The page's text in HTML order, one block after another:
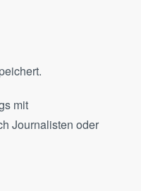
mit
Journalisten oder